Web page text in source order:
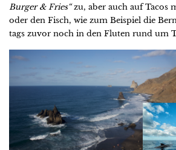
Burger & Fries“zu, aber auch auf Tacos
oder den Fisch, wie zum Beispiel die
tags zuvor noch in den Fluten rund um